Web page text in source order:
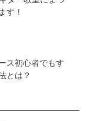
す！
ス初心者でもす
とは？